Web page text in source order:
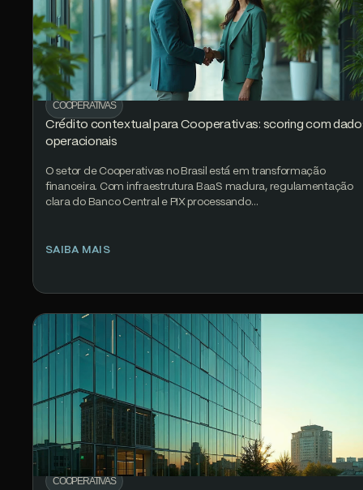
COOPERATIVAS
Crédito contextual para Cooperativas: scoring com
operacionais
O setor de Cooperativas no Brasil está em transformação
financeira. Com infraestrutura BaaS madura, regulamentação
clara do Banco Central e PIX processando…
SAIBA MAIS
COOPERATIVAS